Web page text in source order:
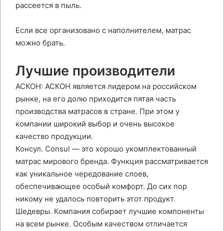
рассеется в пыль.
Если все организовано с наполнителем, матрас
можно брать.
Лучшие производители
АСКОН: АСКОН является лидером на российском
рынке, на его долю приходится пятая часть
производства матрасов в стране. При этом у
компании широкий выбор и очень высокое
качество продукции.
Консул. Consul — это хорошо укомплектованный
матрас мирового бренда. Функция рассматривается
как уникальное чередование слоев,
обеспечивающее особый комфорт. До сих пор
никому не удалось повторить этот продукт.
Шедевры. Компания собирает лучшие компоненты
на всем рынке. Особым качеством отличается